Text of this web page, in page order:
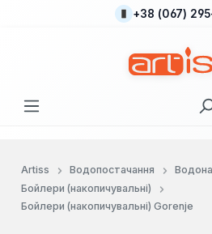
Перейти до основного вмісту
+38 (067)
Artiss Водопостачання
Бойлери (накопичувальні)
Бойлери (накопичувальні) Gorenje